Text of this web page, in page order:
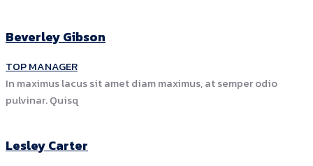
BeverleyGibson
TOP MANAGER
In maximus lacus sit amet diam maximus, at semper odio
pulvinar. Quisq
LesleyCarter